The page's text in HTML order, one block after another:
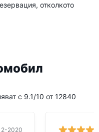
отколкото
с 9.1/10 от 12840
2020